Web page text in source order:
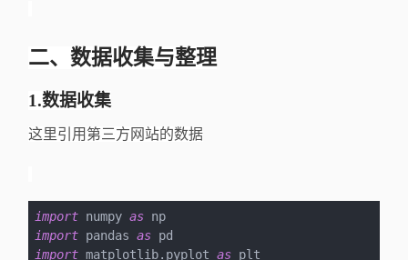
二、数据收集与整理
1.数据收集
这里引用第三方网站的数据
import numpy as
import pandas as
import matplotlib.pyplot as